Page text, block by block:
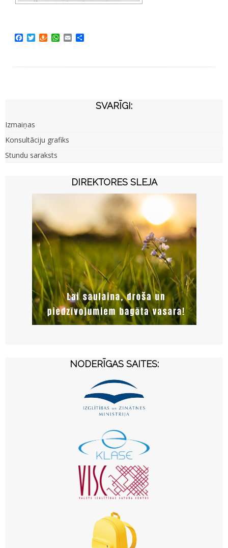
Facebook
TwitterDraugiem
WhatsApp
Email
SVARĪGI:
Izmaiņas
Konsultāciju grafiks
Stundu saraksts
DIREKTORES SLEJA
NODERĪGAS SAITES: